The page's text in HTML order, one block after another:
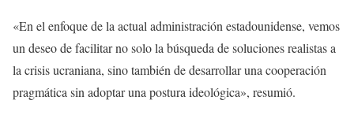
«En el enfoque de la actual administración estadounidense, vemos
un deseo de facilitar no solo la búsqueda de soluciones realistas a
la crisis ucraniana, sino también de desarrollar una cooperación
pragmática sin adoptar una postura ideológica», resumió.